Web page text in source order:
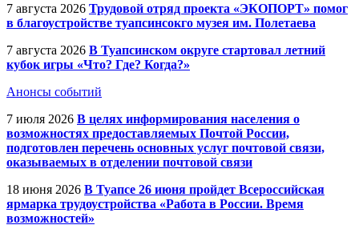
7 августа 2026 Трудовой отряд проекта «ЭКОПОРТ» помог
в благоустройстве туапсинсокго музея им. Полетаева
7 августа 2026 В Туапсинском округе стартовал летний
кубок игры «Что? Где? Когда?»
Анонсы событий
7 июля 2026 В целях информирования населения о
возможностях предоставляемых Почтой России,
подготовлен перечень основных услуг почтовой связи,
оказываемых в отделении почтовой связи
18 июня 2026 В Туапсе 26 июня пройдет Всероссийская
ярмарка трудоустройства «Работа в России. Время
возможностей»